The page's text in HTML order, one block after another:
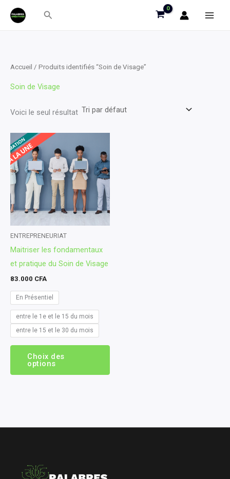
Rechercher
Accueil / Produits identifiés “Soin de Visage”
Soin de Visage
Voici le seul résultat
ENTREPRENEURIAT
Maitriser les fondamentaux
et pratique du Soin de Visage
83.000 CFA
En Présentiel
entre le 1e et le 15 du mois
entre le 15 et le 30 du mois
Choix des
options
a
plusieurs
Les